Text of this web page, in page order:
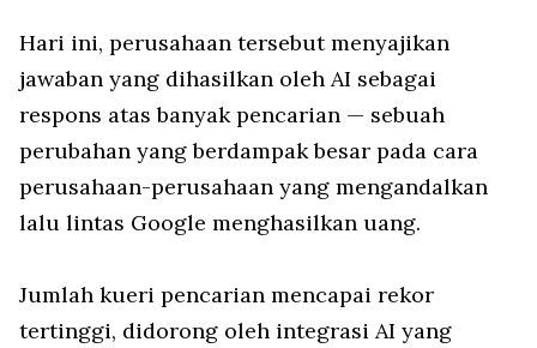
Hari ini, perusahaan tersebut menyajikan
jawaban yang dihasilkan oleh AI sebagai
respons atas banyak pencarian — sebuah
perubahan yang berdampak besar pada cara
perusahaan-perusahaan yang mengandalkan
lalu lintas Google menghasilkan uang.
Jumlah kueri pencarian mencapai rekor
tertinggi, didorong oleh integrasi AI yang